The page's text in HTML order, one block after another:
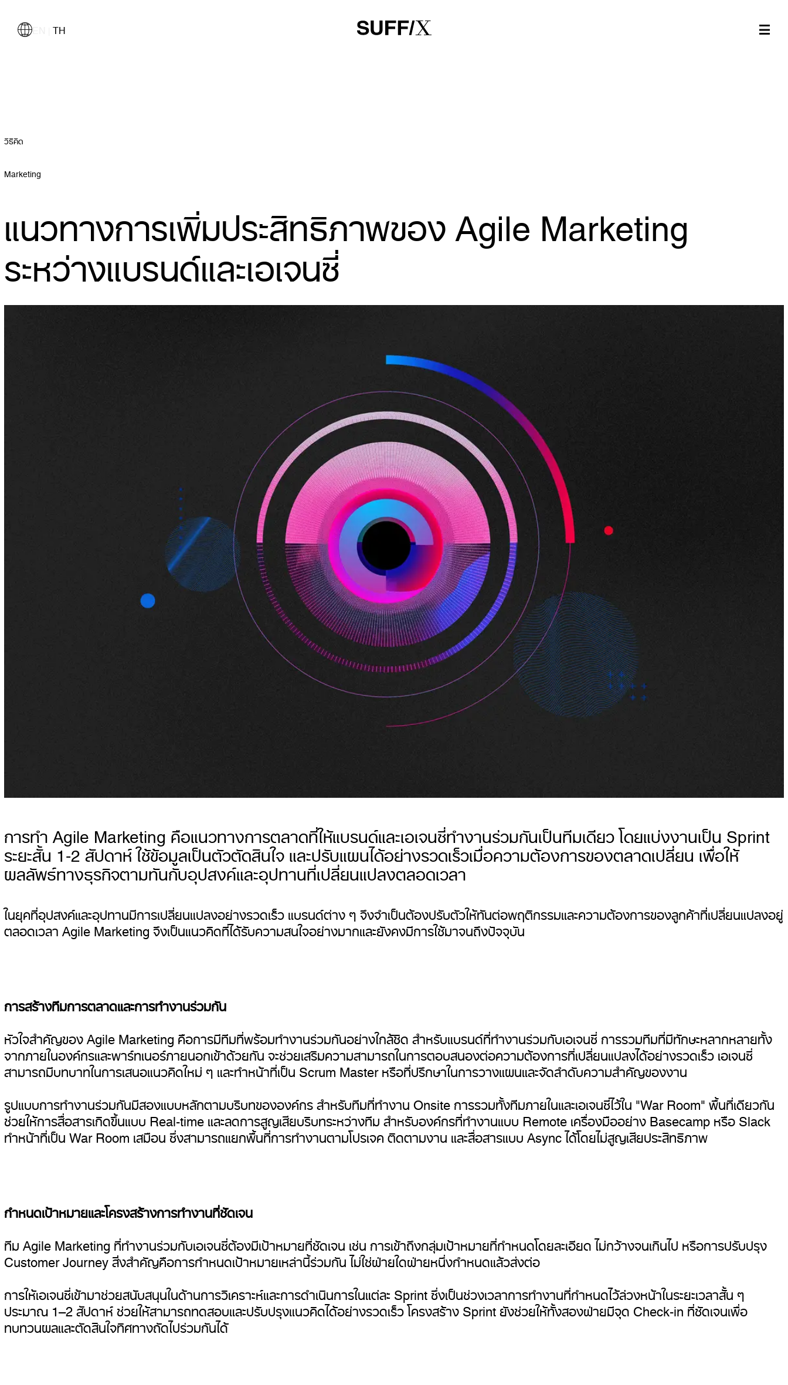
TH
วิธีคิด
Marketing
แนวทางการเพิ่มประสิทธิภาพของ Agile Marketing
ระหว่างแบรนด์และเอเจนซี่
การทำ Agile Marketing คือแนวทางการตลาดที่ให้แบรนด์และเอเจนซี่ทำงานร่วมกันเป็นทีมเดียว โดยแบ่งงานเป็น Sprint
ระยะสั้น 1-2 สัปดาห์ ใช้ข้อมูลเป็นตัวตัดสินใจ และปรับแผนได้อย่างรวดเร็วเมื่อความต้องการของตลาดเปลี่ยน เพื่อให้
ผลลัพธ์ทางธุรกิจตามทันกับอุปสงค์และอุปทานที่เปลี่ยนแปลงตลอดเวลา
ในยุคที่อุปสงค์และอุปทานมีการเปลี่ยนแปลงอย่างรวดเร็ว แบรนด์ต่าง ๆ จึงจำเป็นต้องปรับตัวให้ทันต่อพฤติกรรมและความต้องการของลูกค้าที่เปลี่ยนแปลงอยู่
ตลอดเวลา Agile Marketing จึงเป็นแนวคิดที่ได้รับความสนใจอย่างมากและยังคงมีการใช้มาจนถึงปัจจุบัน
การสร้างทีมการตลาดและการทำงานร่วมกัน
หัวใจสำคัญของ Agile Marketing คือการมีทีมที่พร้อมทำงานร่วมกันอย่างใกล้ชิด สำหรับแบรนด์ที่ทำงานร่วมกับเอเจนซี่ การรวมทีมที่มีทักษะหลากหลายทั้ง
จากภายในองค์กรและพาร์ทเนอร์ภายนอกเข้าด้วยกัน จะช่วยเสริมความสามารถในการตอบสนองต่อความต้องการที่เปลี่ยนแปลงได้อย่างรวดเร็ว เอเจนซี่
สามารถมีบทบาทในการเสนอแนวคิดใหม่ ๆ และทำหน้าที่เป็น Scrum Master หรือที่ปรึกษาในการวางแผนและจัดลำดับความสำคัญของงาน
รูปแบบการทำงานร่วมกันมีสองแบบหลักตามบริบทขององค์กร สำหรับทีมที่ทำงาน Onsite การรวมทั้งทีมภายในและเอเจนซี่ไว้ใน "War Room" พื้นที่เดียวกัน
ช่วยให้การสื่อสารเกิดขึ้นแบบ Real-time และลดการสูญเสียบริบทระหว่างทีม สำหรับองค์กรที่ทำงานแบบ Remote เครื่องมืออย่าง Basecamp หรือ Slack
ทำหน้าที่เป็น War Room เสมือน ซึ่งสามารถแยกพื้นที่การทำงานตามโปรเจค ติดตามงาน และสื่อสารแบบ Async ได้โดยไม่สูญเสียประสิทธิภาพ
กำหนดเป้าหมายและโครงสร้างการทำงานที่ชัดเจน
ทีม Agile Marketing ที่ทำงานร่วมกับเอเจนซี่ต้องมีเป้าหมายที่ชัดเจน เช่น การเข้าถึงกลุ่มเป้าหมายที่กำหนดโดยละเอียด ไม่กว้างจนเกินไป หรือการปรับปรุง
Customer Journey สิ่งสำคัญคือการกำหนดเป้าหมายเหล่านี้ร่วมกัน ไม่ใช่ฝ่ายใดฝ่ายหนึ่งกำหนดแล้วส่งต่อ
การให้เอเจนซี่เข้ามาช่วยสนับสนุนในด้านการวิเคราะห์และการดำเนินการในแต่ละ Sprint ซึ่งเป็นช่วงเวลาการทำงานที่กำหนดไว้ล่วงหน้าในระยะเวลาสั้น ๆ
ประมาณ 1–2 สัปดาห์ ช่วยให้สามารถทดสอบและปรับปรุงแนวคิดได้อย่างรวดเร็ว โครงสร้าง Sprint ยังช่วยให้ทั้งสองฝ่ายมีจุด Check-in ที่ชัดเจนเพื่อ
ทบทวนผลและตัดสินใจทิศทางถัดไปร่วมกันได้